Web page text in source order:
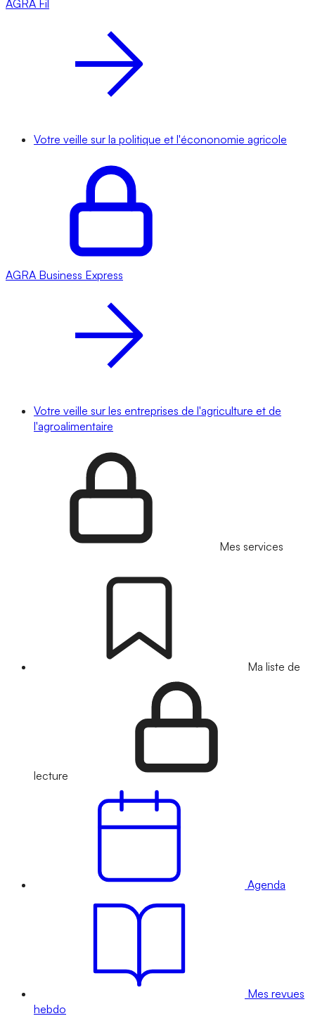
AGRA Fil
Votre veille sur la politique et l'écononomie agricole
AGRA Business Express
Votre veille sur les entreprises de l'agriculture et de
l'agroalimentaire
Mes services
Ma liste de
lecture
Agenda
Mes revues
hebdo